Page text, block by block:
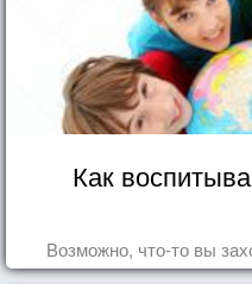
Как
Возможно, что-то вы